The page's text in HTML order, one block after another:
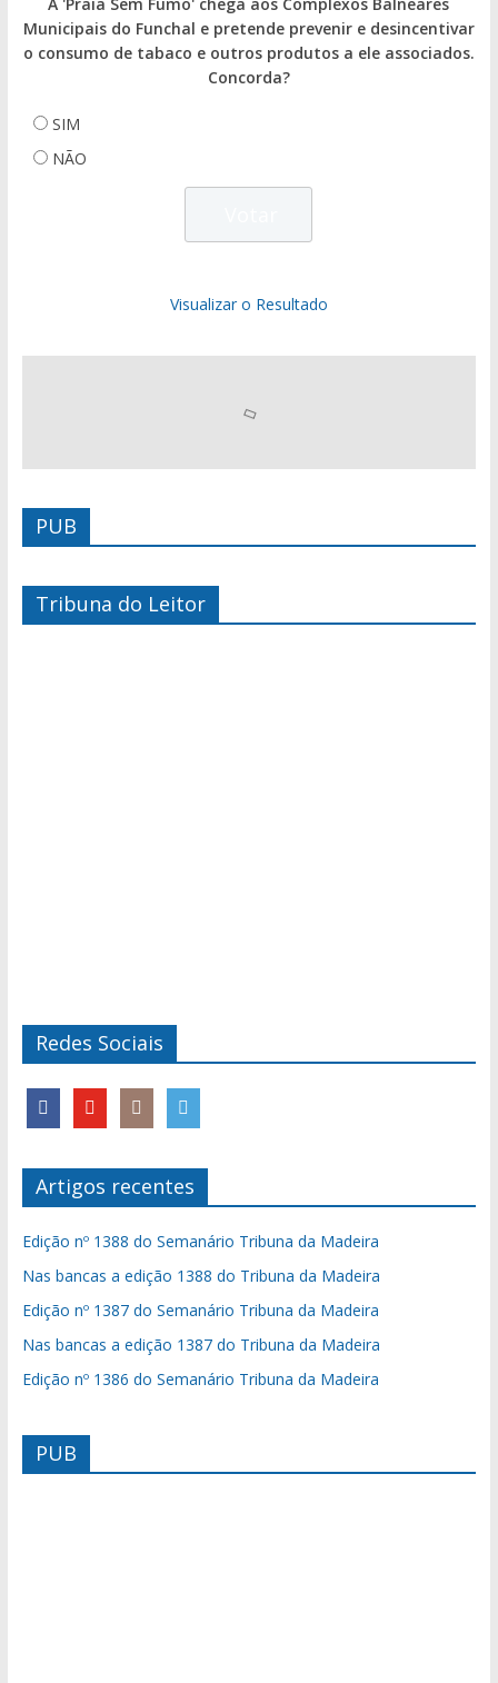
Municipais do Funchal e pretende prevenir e desincentivar
o consumo de tabaco e outros produtos a ele associados.
Concorda?
SIM
NÃO
Visualizar o Resultado
PUB
Tribuna do Leitor
Redes Sociais
Artigos recentes
Edição nº 1388 do Semanário Tribuna da Madeira
Nas bancas a edição 1388 do Tribuna da Madeira
Edição nº 1387 do Semanário Tribuna da Madeira
Nas bancas a edição 1387 do Tribuna da Madeira
Edição nº 1386 do Semanário Tribuna da Madeira
PUB